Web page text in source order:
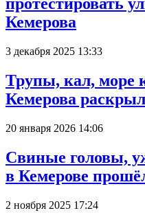
протестировать
Кемерова
3 декабря 2025 13:33
Трупы, кал, море
Кемерова
20 января 2026 14:06
Свиные головы,
в Кемерове
2 ноября 2025 17:24